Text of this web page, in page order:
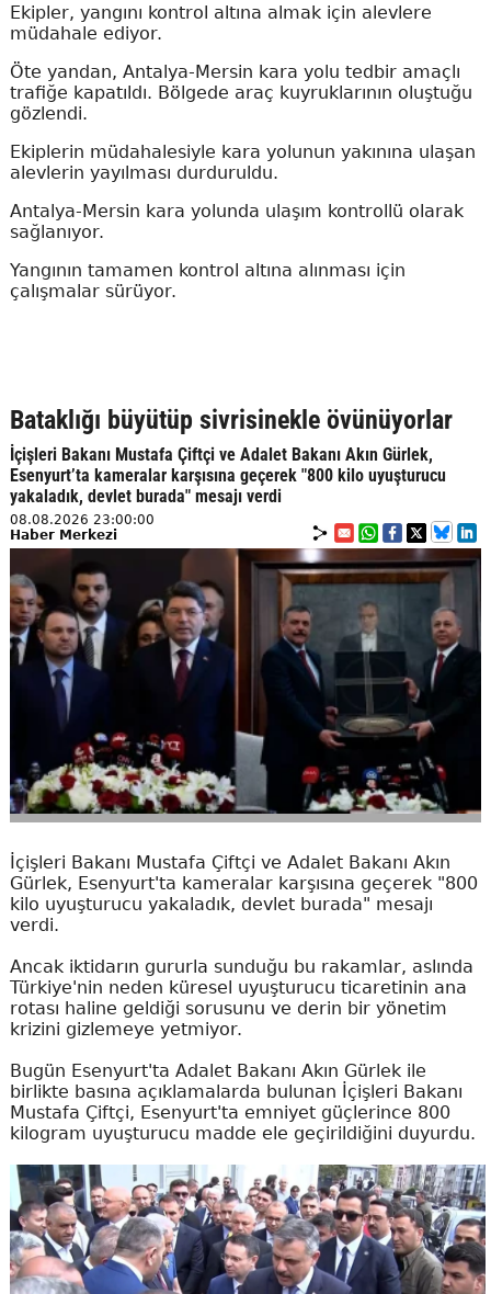
Ekipler, yangını kontrol altına almak için alevlere
müdahale ediyor.
Öte yandan, Antalya-Mersin kara yolu tedbir amaçlı
trafiğe kapatıldı. Bölgede araç kuyruklarının oluştuğu
gözlendi.
Ekiplerin müdahalesiyle kara yolunun yakınına ulaşan
alevlerin yayılması durduruldu.
Antalya-Mersin kara yolunda ulaşım kontrollü olarak
sağlanıyor.
Yangının tamamen kontrol altına alınması için
çalışmalar sürüyor.
Bataklığı büyütüp sivrisinekle övünüyorlar
İçişleri Bakanı Mustafa Çiftçi ve Adalet Bakanı Akın Gürlek,
Esenyurt’ta kameralar karşısına geçerek "800 kilo uyuşturucu
yakaladık, devlet burada" mesajı verdi
08.08.2026 23:00:00
Haber Merkezi
İçişleri Bakanı Mustafa Çiftçi ve Adalet Bakanı Akın
Gürlek, Esenyurt'ta kameralar karşısına geçerek "800
kilo uyuşturucu yakaladık, devlet burada" mesajı
verdi.
Ancak iktidarın gururla sunduğu bu rakamlar, aslında
Türkiye'nin neden küresel uyuşturucu ticaretinin ana
rotası haline geldiği sorusunu ve derin bir yönetim
krizini gizlemeye yetmiyor.
Bugün Esenyurt'ta Adalet Bakanı Akın Gürlek ile
birlikte basına açıklamalarda bulunan İçişleri Bakanı
Mustafa Çiftçi, Esenyurt'ta emniyet güçlerince 800
kilogram uyuşturucu madde ele geçirildiğini duyurdu.